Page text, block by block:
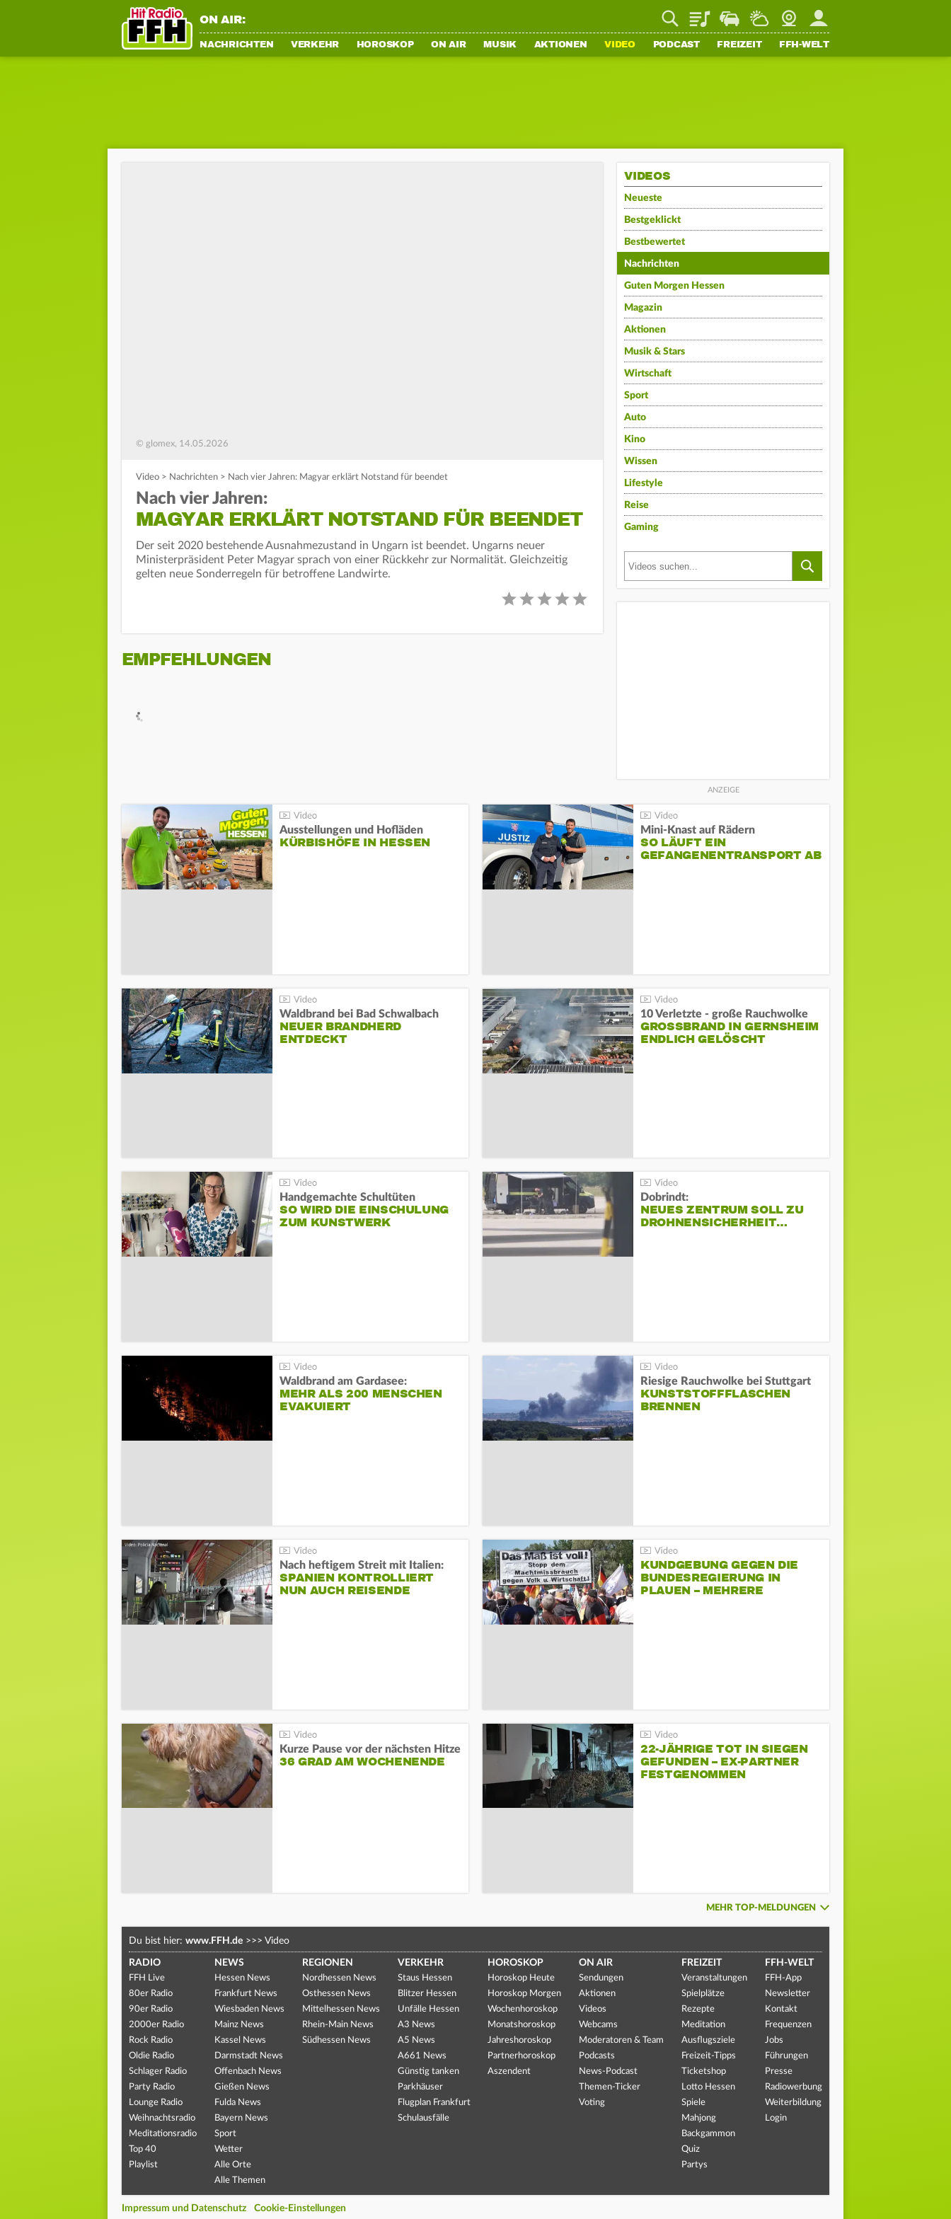
ON AIR: PlaylistStaupilotWetterWebcamMein FFH
NACHRICHTEN VERKEHR HOROSKOP ON AIR MUSIK AKTIONEN VIDEO PODCAST FREIZEIT FFH-WELT
© glomex, 14.05.2026
Video > Nachrichten > Nach vier Jahren: Magyar erklärt Notstand für beendet
Nach vier Jahren:
MAGYAR ERKLÄRT NOTSTAND FÜR BEENDET
Der seit 2020 bestehende Ausnahmezustand in Ungarn ist beendet. Ungarns neuer
Ministerpräsident Peter Magyar sprach von einer Rückkehr zur Normalität. Gleichzeitig
gelten neue Sonderregeln für betroffene Landwirte.
EMPFEHLUNGEN
VIDEOS
Neueste
Bestgeklickt
Bestbewertet
Nachrichten
Guten Morgen Hessen
Magazin
Aktionen
Musik & Stars
Wirtschaft
Sport
Auto
Kino
Wissen
Lifestyle
Reise
Gaming
Ausstellungen und Hofläden
KÜRBISHÖFE IN HESSEN
Mini-Knast auf Rädern
SO LÄUFT EIN
GEFANGENENTRANSPORT AB
Waldbrand bei Bad Schwalbach
NEUER BRANDHERD
ENTDECKT
10 Verletzte - große Rauchwolke
GROSSBRAND IN GERNSHEIM E
NDLICH GELÖSCHT
Handgemachte Schultüten
SO WIRD DIE EINSCHULUNG
ZUM KUNSTWERK
Dobrindt:
NEUES ZENTRUM SOLL ZU
DROHNENSICHERHEIT…
Waldbrand am Gardasee:
MEHR ALS 200 MENSCHEN
EVAKUIERT
Riesige Rauchwolke bei Stuttgart
KUNSTSTOFFFLASCHEN
BRENNEN
Nach heftigem Streit mit Italien:
SPANIEN KONTROLLIERT
NUN AUCH REISENDE
KUNDGEBUNG GEGEN DIE
BUNDESREGIERUNG IN
PLAUEN – MEHRERE
Kurze Pause vor der nächsten Hitze
36 GRAD AM WOCHENENDE
22-JÄHRIGE TOT IN SIEGEN
GEFUNDEN – EX-PARTNER
FESTGENOMMEN
MEHR TOP-MELDUNGEN
Du bist hier: www.FFH.de >>> Video
RADIO
FFH Live
80er Radio
90er Radio
2000er Radio
Rock Radio
Oldie Radio
Schlager Radio
Party Radio
Lounge Radio
Weihnachtsradio
Meditationsradio
Top 40
Playlist
NEWS
Hessen News
Frankfurt News
Wiesbaden News
Mainz News
Kassel News
Darmstadt News
Offenbach News
Gießen News
Fulda News
Bayern News
Sport
Wetter
Alle Orte
Alle Themen
REGIONEN
Nordhessen News
Osthessen News
Mittelhessen News
Rhein-Main News
Südhessen News
VERKEHR
Staus Hessen
Blitzer Hessen
Unfälle Hessen
A3 News
A5 News
A661 News
Günstig tanken
Parkhäuser
Flugplan Frankfurt
Schulausfälle
HOROSKOP
Horoskop Heute
Horoskop Morgen
Wochenhoroskop
Monatshoroskop
Jahreshoroskop
Partnerhoroskop
Aszendent
ON AIR
Sendungen
Aktionen
Videos
Webcams
Moderatoren & Team
Podcasts
News-Podcast
Themen-Ticker
Voting
FREIZEIT
Veranstaltungen
Spielplätze
Rezepte
Meditation
Ausflugsziele
Freizeit-Tipps
Ticketshop
Lotto Hessen
Spiele
Mahjong
Backgammon
Quiz
Partys
FFH-WELT
FFH-App
Newsletter
Kontakt
Frequenzen
Jobs
Führungen
Presse
Radiowerbung
Weiterbildung
Login
Impressum und Datenschutz Cookie-Einstellungen